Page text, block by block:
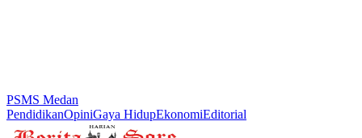
PSMS Medan
PendidikanOpiniGaya HidupEkonomiEditorial